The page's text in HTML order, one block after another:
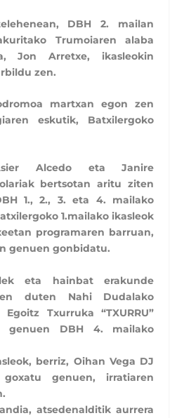
DBH 2. mailan
Trumoiaren alaba
Jon Arretxe, ikasleokin
zen.
martxan egon zen
eskutik, Batxilergoko
Alcedo eta Janire
bertsotan aritu ziten
1., 2., 3. eta 4. mailako
1.mailako ikasleok
programaren barruan,
genuen gonbidatu.
eta hainbat erakunde
duten Nahi Dudalako
Txurruka “TXURRU”
genuen DBH 4. mailako
berriz, Oihan Vega DJ
genuen, irratiaren
atsedenalditik aurrera